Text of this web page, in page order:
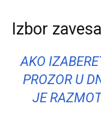
Izbor
AKO
PROZOR U
JE